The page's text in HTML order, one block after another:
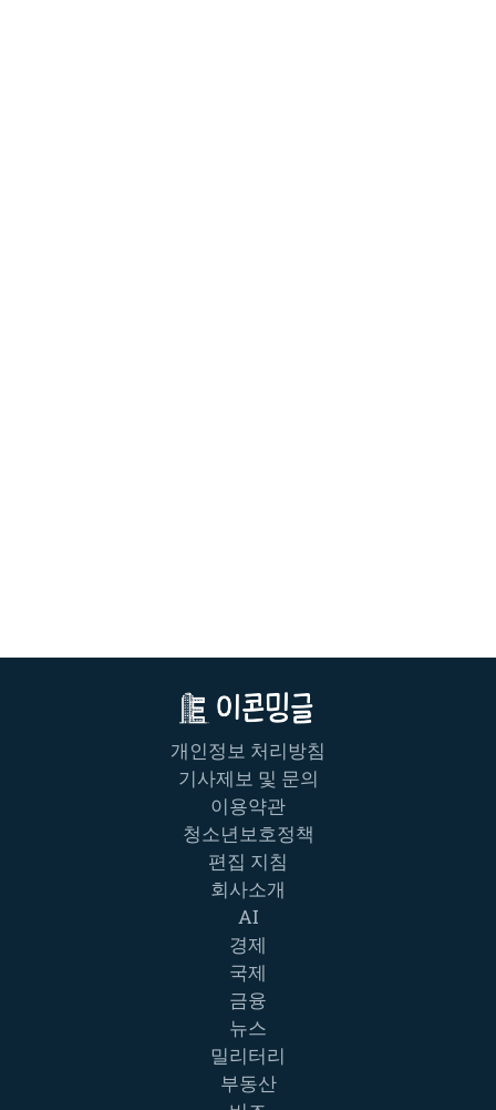
개인정보 처리방침
기사제보 및 문의
이용약관
청소년보호정책
편집 지침
회사소개
AI
경제
국제
금융
뉴스
밀리터리
부동산